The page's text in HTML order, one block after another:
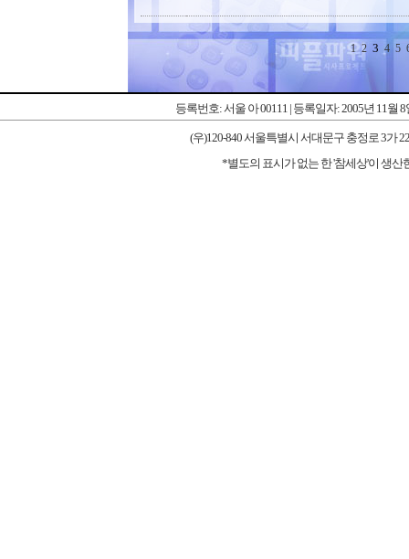
1 2 3 4 5
등록번호: 서울 아 00111 | 등록일자: 2005년 11월
(우)120-840 서울특별시 서대문구 충정로 3가
*별도의 표시가 없는 한 '참세상'이 생산